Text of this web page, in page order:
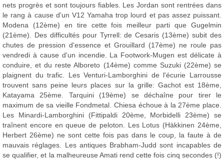
nets progrès et sont toujours fiables. Les Jordan sont rentrées dans
le rang à cause d'un V12 Yamaha trop lourd et pas assez puissant.
Modena (12ème) en tire cette fois meilleur parti que Gugelmin
(21ème). Des difficultés pour Tyrrell: de Cesaris (13ème) subit des
chutes de pression d'essence et Grouillard (17ème) ne roule pas
vendredi à cause d'un incendie. La Footwork-Mugen est délicate à
conduire, et du reste Alboreto (14ème) comme Suzuki (22ème) se
plaignent du trafic. Les Venturi-Lamborghini de l'écurie Larrousse
trouvent sans peine leurs places sur la grille: Gachot est 18ème,
Katayama 25ème. Tarquini (19ème) se déchaîne pour tirer le
maximum de sa vieille Fondmetal. Chiesa échoue à la 27ème place.
Les Minardi-Lamborghini (Fittipaldi 20ème, Morbidelli 23ème) se
traînent encore en queue de peloton. Les Lotus (Häkkinen 24ème,
Herbert 26ème) ne sont cette fois pas dans le coup, la faute à de
mauvais réglages. Les antiques Brabham-Judd sont incapables de
se qualifier, et la malheureuse Amati rend cette fois cinq secondes (!)